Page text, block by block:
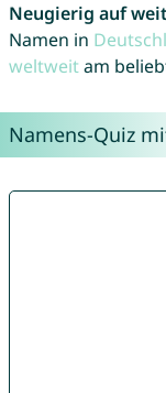
Neugierig auf
Namen in
weltweitam
Namens-Quiz